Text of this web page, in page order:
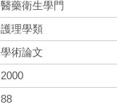
醫藥衛生學門
護理學類
學術論文
2000
88